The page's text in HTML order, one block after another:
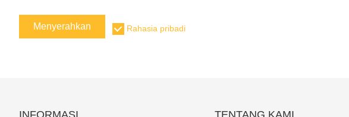
Menyerahkan Rahasia pribadi
INFORMASI TENTANG KAMI